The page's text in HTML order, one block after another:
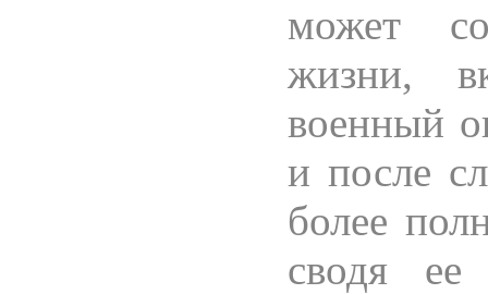
может
жизни,
военный
и после
более
сводя ее